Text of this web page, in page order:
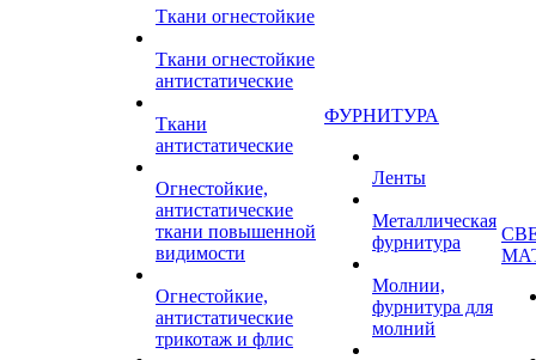
Ткани огнестойкие
Ткани огнестойкие
антистатические
Ткани
антистатические
Огнестойкие,
антистатические
ткани повышенной
видимости
Огнестойкие,
антистатические
трикотаж и флис
ФУРНИТУРА
Ленты
Металлическая
фурнитура
Молнии,
фурнитура для
молний